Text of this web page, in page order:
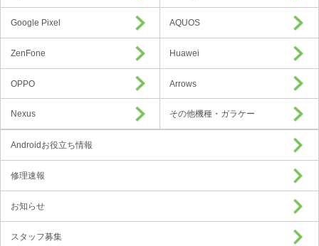
Google Pixel AQUOS
ZenFone Huawei
OPPO Arrows
Nexus その他機種・ガラケー
Androidお役立ち情報
修理速報
お知らせ
スタッフ募集